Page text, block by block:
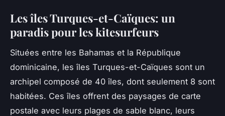
Les îles Turques-et-Caïques: un
paradis pour les kitesurfeurs
Situées entre les Bahamas et la République
dominicaine, les îles Turques-et-Caïques sont un
archipel composé de 40 îles, dont seulement 8 sont
habitées. Ces îles offrent des paysages de carte
postale avec leurs plages de sable blanc, leurs